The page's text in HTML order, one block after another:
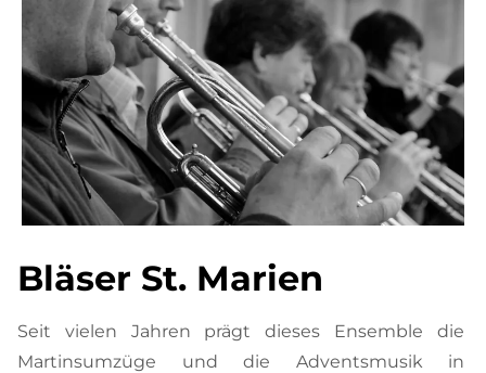
Bläser St. Marien
Seit vielen Jahren prägt dieses Ensemble die
Martinsumzüge und die Adventsmusik in